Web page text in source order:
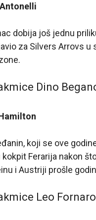
dobija još jednu
za Silvers Arrovs u
Dino
koji se ove
kokpit Ferarija nakon
i Austriji prošle
Leo